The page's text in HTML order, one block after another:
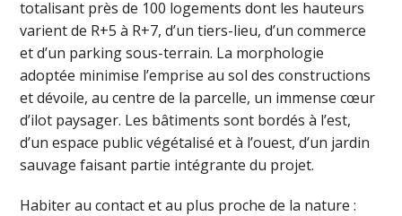
totalisant près de 100 logements dont les hauteurs
varient de R+5 à R+7, d’un tiers-lieu, d’un commerce
et d’un parking sous-terrain. La morphologie
adoptée minimise l’emprise au sol des constructions
et dévoile, au centre de la parcelle, un immense cœur
d’ilot paysager. Les bâtiments sont bordés à l’est,
d’un espace public végétalisé et à l’ouest, d’un jardin
sauvage faisant partie intégrante du projet.
Habiter au contact et au plus proche de la nature :